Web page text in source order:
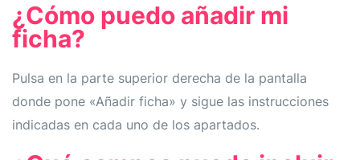
¿Cómo puedo añadir mi
ficha?
Pulsa en la parte superior derecha de la pantalla
donde pone «Añadir ficha» y sigue las instrucciones
indicadas en cada uno de los apartados.